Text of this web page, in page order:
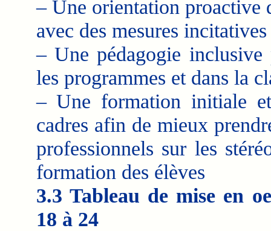
– Une orientation proactive
avec des mesures
– Une pédagogie
les programmes et dans la
– Une formation initiale
cadres afin de mieux
professionnels sur les
formation des élèves
3.3 Tableau de mise en
18 à 24